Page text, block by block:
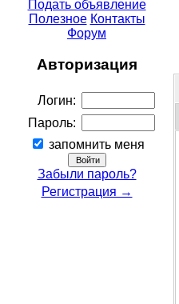
Подать объявление
Полезное Контакты
Форум
Авторизация
Логин:
Пароль:
запомнить меня
Забыли пароль?
Регистрация →